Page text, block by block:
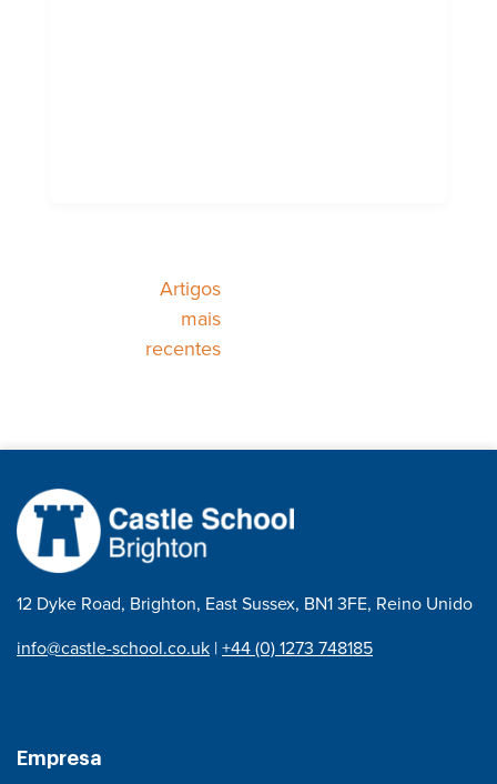
Navegação
Artigos
mais
recentes
12 Dyke Road, Brighton, East Sussex, BN1 3FE, Reino Unido
info@castle-school.co.uk |+44 (0) 1273 748185
Empresa